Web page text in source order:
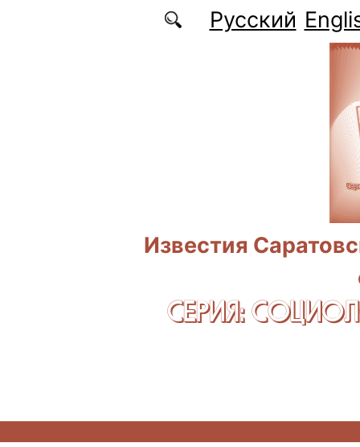
Перейти к основному содержаниюРусский
Известия
СЕРИЯ: